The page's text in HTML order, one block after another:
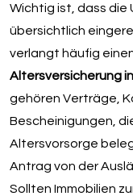
Wichtig ist, dass die
übersichtlich
verlangt häufig
Altersversicherung
gehören Verträge,
Bescheinigungen,
Altersvorsorge
Antrag von der
Sollten Immobilien